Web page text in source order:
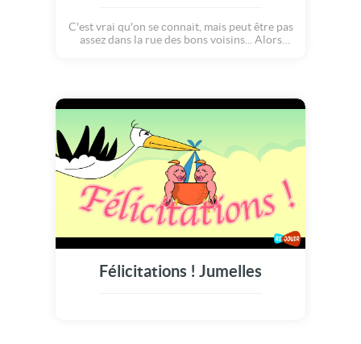
C'est vrai qu'on se connait, mais peut être pas
assez dans la rue des bons voisins... Alors
Félicitations ! Jumelles